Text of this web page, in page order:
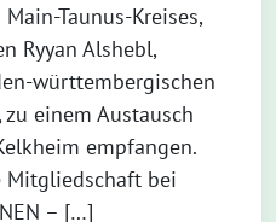
Taunus-Kreises,
Ryyan Alshebl,
württembergischen
einem Austausch
empfangen.
bei
– […]